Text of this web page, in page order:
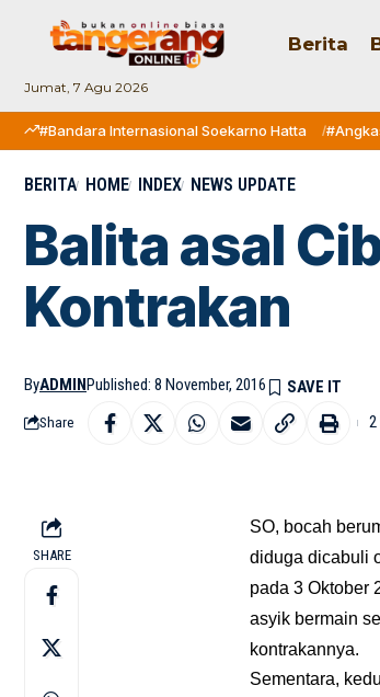
Jumat, 7 Agu 2026
Berita
#Bandara Internasional Soekarno Hatta
BERITA HOME INDEX NEWS UPDATE
Balita asal
Kontrakan
ByADMINPublished: 8 November, 2016
Share 2
SHARE
SO, bocah
diduga dicabuli
pada 3 Oktober
asyik bermain
kontrakannya.
Sementara,